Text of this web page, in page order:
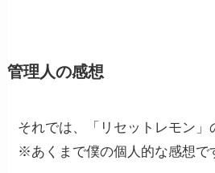
管理人の感想
それでは、「リセットレモン」
※あくまで僕の個人的な感想で